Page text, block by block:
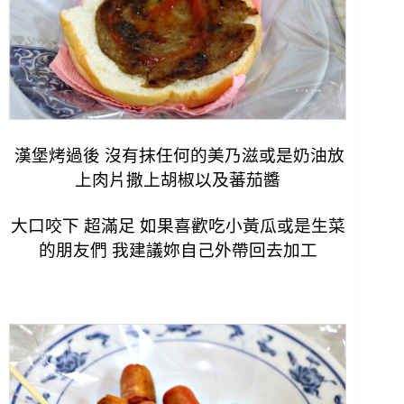
漢堡烤過後 沒有抹任何的美乃滋或是奶油放
上肉片撒上胡椒以及蕃茄醬
大口咬下 超滿足 如果喜歡吃小黃瓜或是生菜
的朋友們 我建議妳自己外帶回去加工